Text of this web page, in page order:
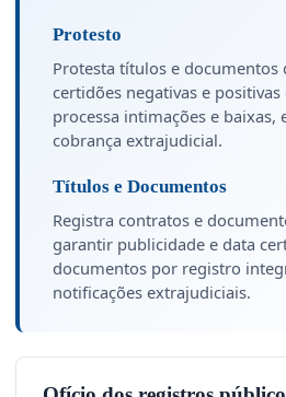
Protesto
Protesta títulos e documentos
certidões negativas e
processa intimações e baixas,
cobrança extrajudicial.
Títulos e Documentos
Registra contratos e
garantir publicidade e data
documentos por registro
notificações extrajudiciais.